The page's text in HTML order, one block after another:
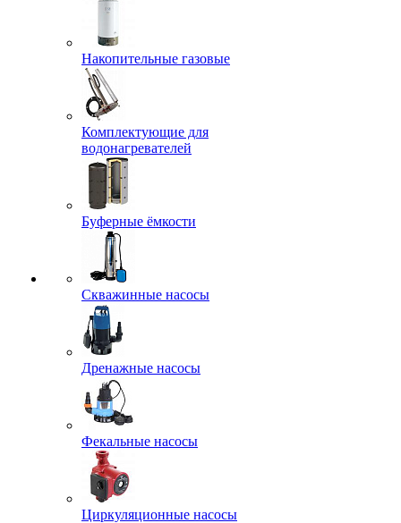
Накопительные газовые
Комплектующие для
водонагревателей
Буферные ёмкости
Скважинные насосы
Дренажные насосы
Фекальные насосы
Циркуляционные насосы